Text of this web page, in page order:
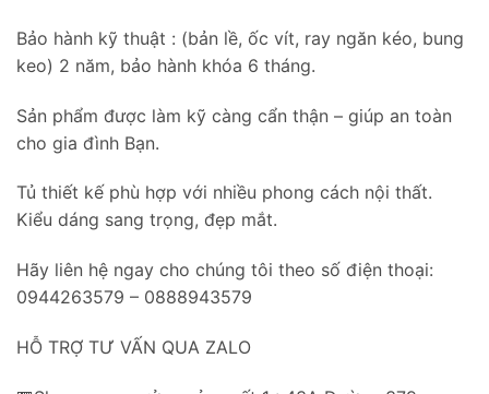
Bảo hành kỹ thuật : (bản lề, ốc vít, ray ngăn kéo, bung
keo) 2 năm, bảo hành khóa 6 tháng.
Sản phẩm được làm kỹ càng cẩn thận – giúp an toàn
cho gia đình Bạn.
Tủ thiết kế phù hợp với nhiều phong cách nội thất.
Kiểu dáng sang trọng, đẹp mắt.
Hãy liên hệ ngay cho chúng tôi theo số điện thoại:
0944263579 – 0888943579
HỖ TRỢ TƯ VẤN QUA ZALO